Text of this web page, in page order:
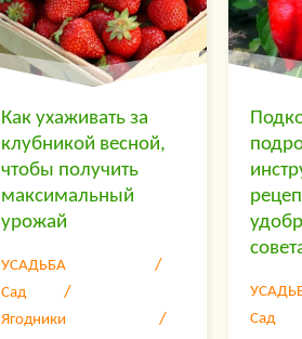
периодом созревания
ягод, ремонтантная
малина стала популярна
даже в северных районах
Как ухаживать за
клубникой весной,
чтобы получить
максимальный
урожай
УСАДЬБА
Сад
Ягодники
Сад